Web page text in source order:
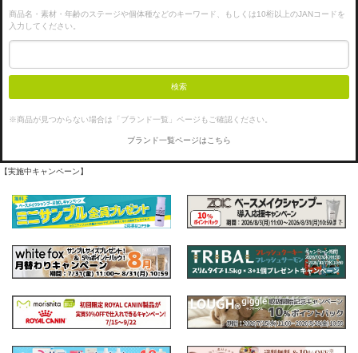
商品名・素材・年齢のステージや個体種などのキーワード、もしくは10桁以上のJANコードを
入力してください。
検索
※商品が見つからない場合は「ブランド一覧」ページもご確認ください。
ブランド一覧ページはこちら
【実施中キャンペーン】